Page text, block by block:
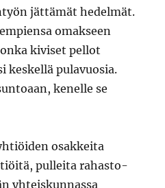
jättämät hedelmät.
omakseen
kiviset pellot
pulavuosia.
kenelle se
osakkeita
pulleita rahasto-
yhteiskunnassa